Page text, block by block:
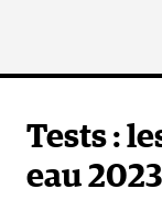
Tests :
eau 2023